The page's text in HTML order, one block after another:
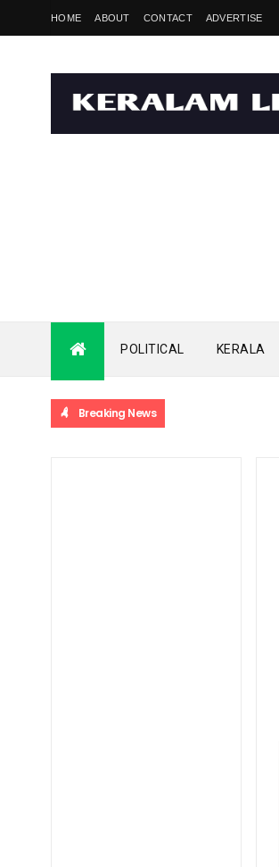
HOME ABOUT CONTACT ADVERTISE
POLITICAL KERALA
Breaking News